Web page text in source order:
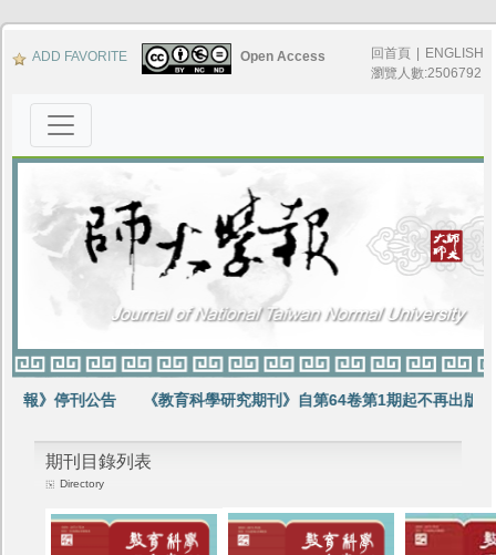
ADD FAVORITE Open Access 回首頁
ENGLISH
瀏覽人數:2506792
報》停刊公告 《教育科學研究期刊》自第64卷第1期起不再出版紙
期刊目錄列表
Directory